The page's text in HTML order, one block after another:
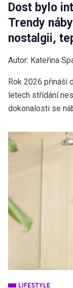
Dost bylo
Trendy
nostalgii,
Autor: Kateřina
Rok 2026 přináší
letech střídání
dokonalosti se
LIFESTYLE